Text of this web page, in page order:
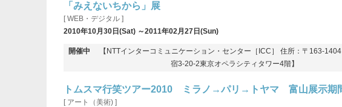
「みえないちから」展
[ WEB・デジタル ]
2010年10月30日(Sat) ～2011年02月27日(Sun)
開催中 【NTTインターコミュニケーション・センター［ICC］ 住所：〒163-
宿3-20-2東京オペラシティタワー4階】
トムスマ行笑ツアー2010 ミラノ→パリ→トヤマ 富山展示期
[ アート（美術) ]